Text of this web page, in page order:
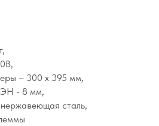
– 300 х 395 мм,
- 8 мм,
сталь,